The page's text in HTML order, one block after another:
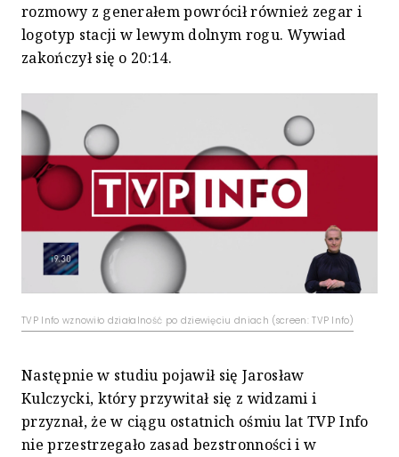
rozmowy z generałem powrócił również zegar i
logotyp stacji w lewym dolnym rogu. Wywiad
zakończył się o 20:14.
TVP Info wznowiło działalność po dziewięciu dniach (screen: TVP Info)
Następnie w studiu pojawił się Jarosław
Kulczycki, który przywitał się z widzami i
przyznał, że w ciągu ostatnich ośmiu lat TVP Info
nie przestrzegało zasad bezstronności i w